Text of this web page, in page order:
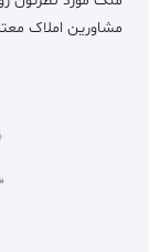
مشاورین املاک